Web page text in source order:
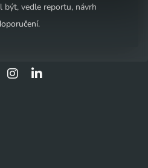
. Váš souhlas uchováváme
Vybrané možnosti můžete
být, vedle reportu, návrh